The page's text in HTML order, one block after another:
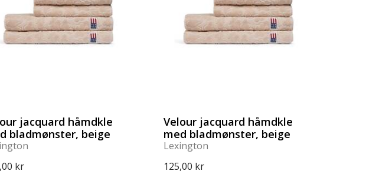
jacquard håmdkle
bladmønster, beige
kr
Velour jacquard håmdkle
med bladmønster, beige
Lexington
125,00 kr